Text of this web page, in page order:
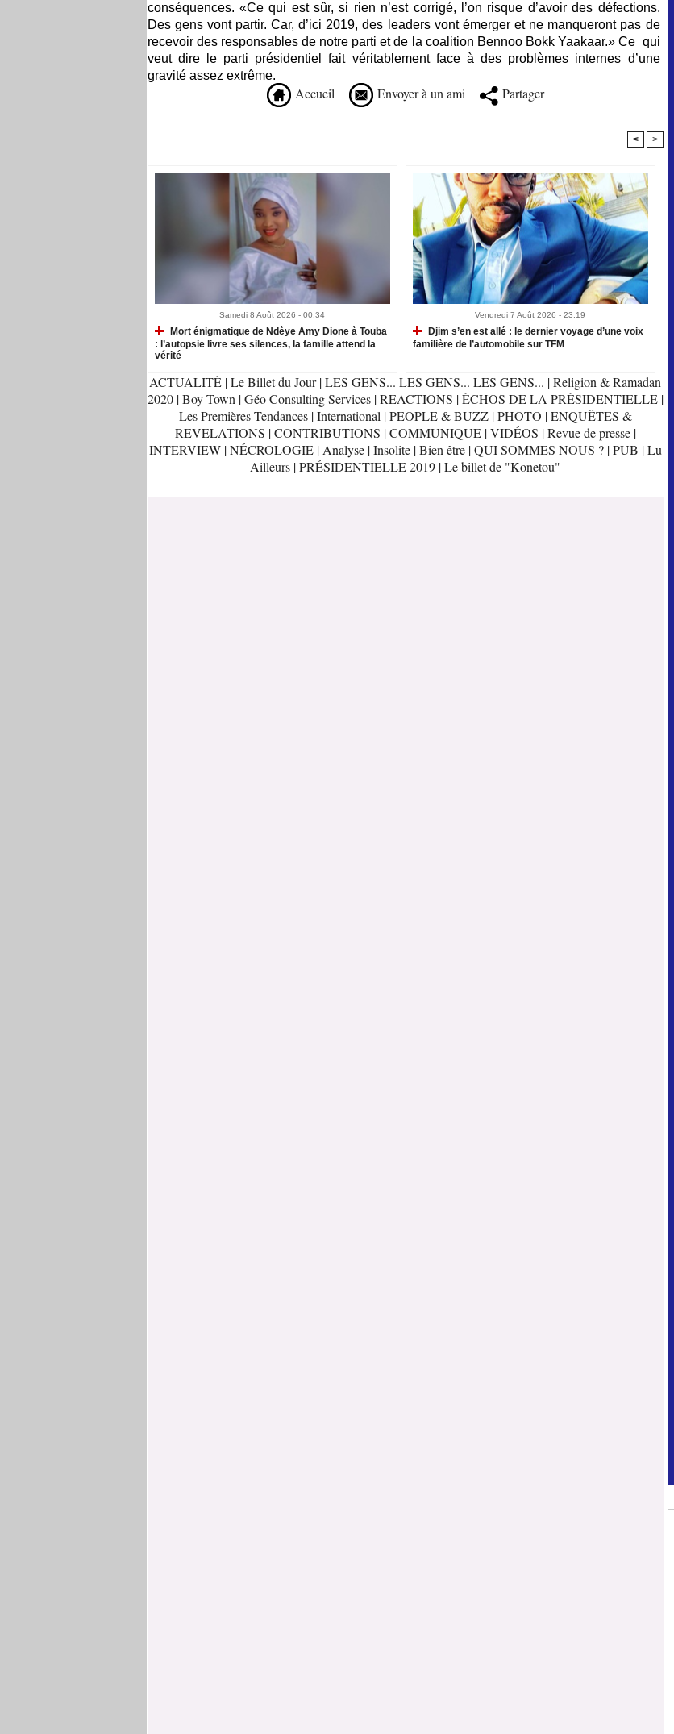
conséquences. «Ce qui est sûr, si rien n’est corrigé, l’on risque d’avoir des défections.
Des gens vont partir. Car, d’ici 2019, des leaders vont émerger et ne manqueront pas de
recevoir des responsables de notre parti et de la coalition Bennoo Bokk Yaakaar.» Ce qui
veut dire le parti présidentiel fait véritablement face à des problèmes internes d’une
gravité assez extrême.
Accueil Envoyer à un ami Partager
< >
Samedi 8 Août 2026 - 00:34
Mort énigmatique de Ndèye Amy Dione à Touba
: l’autopsie livre ses silences, la famille attend la
vérité
Vendredi 7 Août 2026 - 23:19
Djim s’en est allé : le dernier voyage d’une voix
familière de l’automobile sur TFM
ACTUALITÉ |Le Billet du Jour |LES GENS... LES GENS... LES GENS... |Religion & Ramadan
2020 |Boy Town |Géo Consulting Services |REACTIONS |ÉCHOS DE LA PRÉSIDENTIELLE |
Les Premières Tendances |International |PEOPLE & BUZZ |PHOTO |ENQUÊTES &
REVELATIONS |CONTRIBUTIONS |COMMUNIQUE |VIDÉOS |Revue de presse |
INTERVIEW |NÉCROLOGIE |Analyse |Insolite |Bien être |QUI SOMMES NOUS ? |PUB |Lu
Ailleurs |PRÉSIDENTIELLE 2019 |Le billet de "Konetou"